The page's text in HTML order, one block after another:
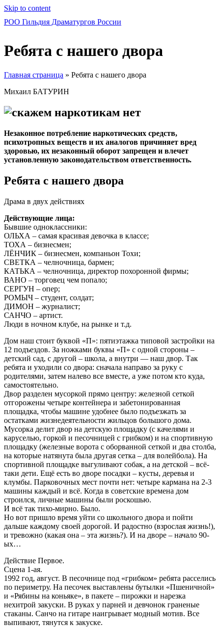
Skip to content
РОО Гильдия Драматургов России
Ребята с нашего двора
Главная страница » Ребята с нашего двора
Михаил БАТУРИН
Незаконное потребление наркотических средств,
психотропных веществ и их аналогов причиняет вред
здоровью, их незаконный оборот запрещен и влечет
установленную законодательством ответственность.
Ребята с нашего двора
Драма в двух действиях
Действующие лица:
Бывшие одноклассники:
ОЛЬХА – самая красивая девочка в классе;
ТОХА – бизнесмен;
ЛЁНЧИК – бизнесмен, компаньон Тохи;
СВЕТКА – челночница, бармен;
КАТЬКА – челночница, директор похоронной фирмы;
ВАНО – торговец чем попало;
СЕРГУН – опер;
РОМЫЧ – студент, солдат;
ДИМОН – журналист;
САНЧО – артист.
Люди в ночном клубе, на рынке и т.д.
Дом наш стоит буквой «П»: пятиэтажка типовой застройки на
12 подъездов. За ножками буквы «П» с одной стороны –
детский сад, с другой – школа, а внутри — наш двор. Так
ребята и уходили со двора: сначала направо за руку с
родителями, затем налево все вместе, а уже потом кто куда,
самостоятельно.
Двор разделен мусоркой прямо центру: железной сеткой
отгорожены четыре контейнера и забетонированная
площадка, чтобы машине удобнее было подъезжать за
остатками жизнедеятельности жильцов большого дома.
Мусорка делит двор на детскую площадку (с качелями и
каруселью, горкой и песочницей с грибком) и на спортивную
площадку (железные ворота с оборванной сеткой и два столба,
на которые натянута была другая сетка – для волейбола). На
спортивной площадке выгуливают собак, а на детской – всё-
таки дети. Ещё есть во дворе посадки – кусты, деревья и
клумбы. Парковочных мест почти нет: четыре кармана на 2-3
машины каждый и всё. Когда в советские времена дом
строился, личные машины были роскошью.
И всё так тихо-мирно. Было.
Но вот пришло время уйти со школьного двора и пойти
дальше каждому своей дорогой. И радостно (взрослая жизнь!),
и тревожно (какая она – эта жизнь?). И на дворе – начало 90-
ых…
Действие Первое.
Сцена 1-ая.
1992 год, август. В песочнице под «грибком» ребята расселись
по периметру. На песочек выставлены бутылки «Пшеничной»
и «Рябины на коньяке», в пакете – пирожки и нарезка
нехитрой закуски. В руках у парней и девчонок граненые
стаканы. Санчо на гитаре наигрывает модный мотив. Все
выпивают, тянутся к закуске.